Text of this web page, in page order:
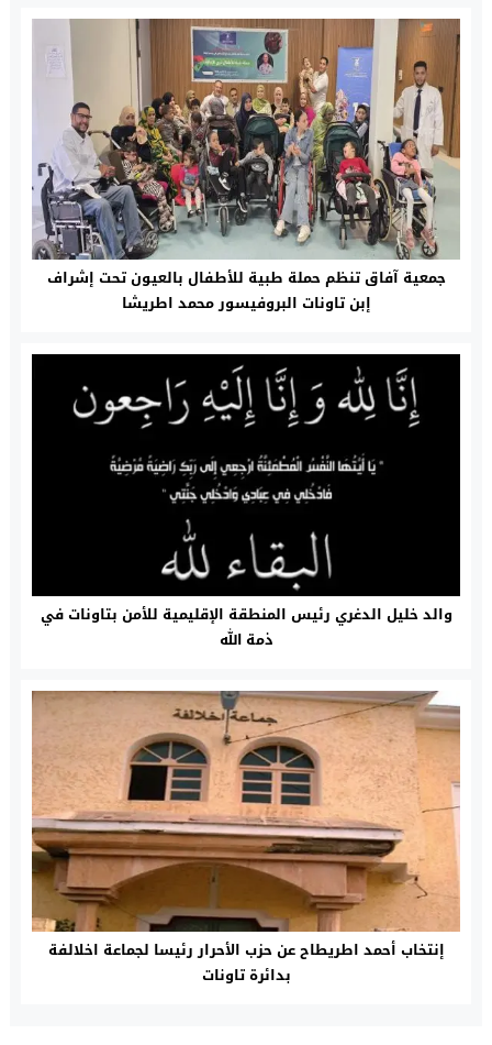
جمعية آفاق تنظم حملة طبية للأطفال بالعيون تحت إشراف
إبن تاونات البروفيسور محمد اطريشا
والد خليل الدغري رئيس المنطقة الإقليمية للأمن بتاونات في
ذمة الله
إنتخاب أحمد اطريطاح عن حزب الأحرار رئيسا لجماعة اخلالفة
بدائرة تاونات